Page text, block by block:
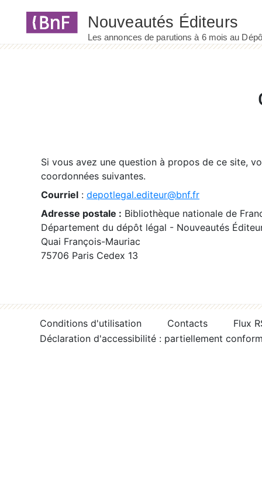
Si vous avez une question à propos de ce site,
coordonnées suivantes.
Courriel : depotlegal.editeur@bnf.fr
Adresse postale : Bibliothèque nationale de
Département du dépôt légal - Nouveautés
Quai François-Mauriac
75706 Paris Cedex 13
Conditions d'utilisation Contacts
Flux
Déclaration d'accessibilité : partiellement